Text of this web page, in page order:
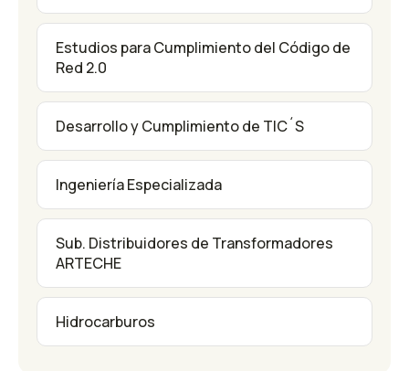
Estudios para Cumplimiento del Código de
Red 2.0
Desarrollo y Cumplimiento de TIC´S
Ingeniería Especializada
Sub. Distribuidores de Transformadores
ARTECHE
Hidrocarburos